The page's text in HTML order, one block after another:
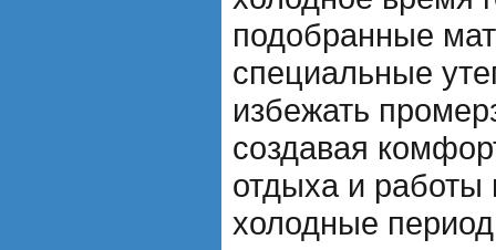
подобранные
специальные
избежать
создавая
отдыха и работы
холодные